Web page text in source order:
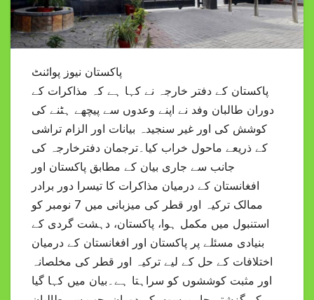
پاکستان نیوز پوائنٹ
پاکستان کے دفتر خارجہ نے کہا ہے کہ مذاکرات کے
دوران طالبان وفد نے اپنے وعدوں سے پیچھے ہٹنے کی
کوشش کی اور غیر سنجیدہ بیانات اور الزام تراشی
کے ذریعے ماحول خراب کیا۔ترجمان دفترخارجہ کی
جانب سے جاری بیان کے مطابق پاکستان اور
افغانستان کے درمیان مذاکرات کا تیسرا دور برادر
ممالک ترکیہ اور قطر کی میزبانی میں 7 نومبر کو
استنبول میں مکمل ہوا، پاکستان، دہشت گردی کے
بنیادی مسئلے پر پاکستان اور افغانستان کے درمیان
اختلافات کے حل کے لیے ترکیہ اور قطر کی مخلصانہ
اور مثبت کوششوں کو سراہتا ہے۔بیان میں کہا گیا